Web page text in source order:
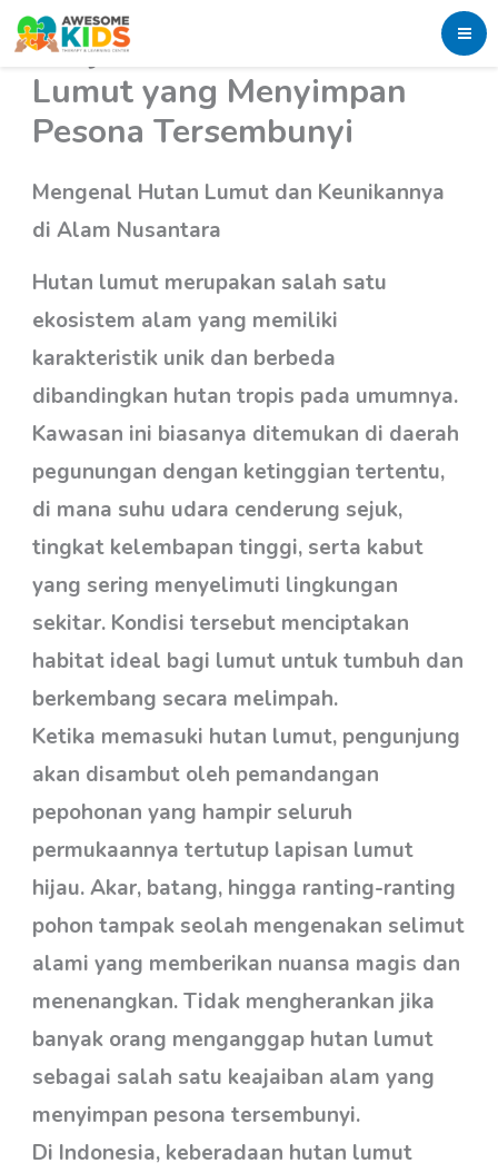
Skip
to
content
Keajaiban Alam Hutan
Lumut yang Menyimpan
Pesona Tersembunyi
Mengenal Hutan Lumut dan Keunikannya
di Alam Nusantara
Hutan lumut merupakan salah satu
ekosistem alam yang memiliki
karakteristik unik dan berbeda
dibandingkan hutan tropis pada umumnya.
Kawasan ini biasanya ditemukan di daerah
pegunungan dengan ketinggian tertentu,
di mana suhu udara cenderung sejuk,
tingkat kelembapan tinggi, serta kabut
yang sering menyelimuti lingkungan
sekitar. Kondisi tersebut menciptakan
habitat ideal bagi lumut untuk tumbuh dan
berkembang secara melimpah.
Ketika memasuki hutan lumut, pengunjung
akan disambut oleh pemandangan
pepohonan yang hampir seluruh
permukaannya tertutup lapisan lumut
hijau. Akar, batang, hingga ranting-ranting
pohon tampak seolah mengenakan selimut
alami yang memberikan nuansa magis dan
menenangkan. Tidak mengherankan jika
banyak orang menganggap hutan lumut
sebagai salah satu keajaiban alam yang
menyimpan pesona tersembunyi.
Di Indonesia, keberadaan hutan lumut